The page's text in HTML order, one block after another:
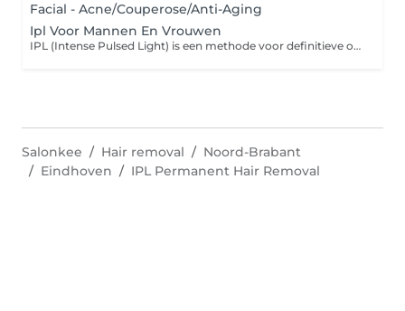
Facial - Acne/Couperose/Anti-Aging
Ipl Voor Mannen En Vrouwen
IPL (Intense Pulsed Light) is een methode voor definitieve ontharing die gebruik maakt van verschillende golflengtes licht. Afhankelijk van je huid, je haar en het te ontharen gebied zijn 6 tot 12 behandelingen nodig om het gewenste resultaat te bereiken. Afhankelijk van de haargroei kunnen de behandelingen om de 4 à 6 weken plaatsvinden.
Salonkee Hair removal
Noord-Brabant
Eindhoven
IPL Permanent Hair Removal